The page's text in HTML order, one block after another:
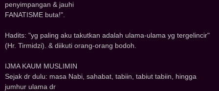
penyimpangan & jauhi
FANATISME buta!".
Hadits: "yg paling aku takutkan adalah ulama-ulama yg tergelincir"
(Hr. Tirmidzi). & diikuti orang-orang bodoh.
IJMA KAUM MUSLIMIN
Sejak dr dulu: masa Nabi, sahabat, tabiin, tabiut tabiin, hingga
jumhur ulama dr